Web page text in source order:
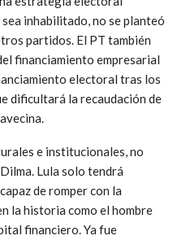
inhabilitado, no se planteó
partidos. El PT también
financiamiento empresarial
electoral tras los
dificultará la recaudación de
e institucionales, no
Lula solo tendrá
de romper con la
la historia como el hombre
financiero. Ya fue